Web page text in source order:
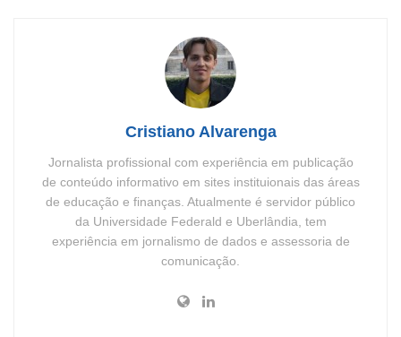
Cristiano Alvarenga
Jornalista profissional com experiência em publicação
de conteúdo informativo em sites instituionais das áreas
de educação e finanças. Atualmente é servidor público
da Universidade Federald e Uberlândia, tem
experiência em jornalismo de dados e assessoria de
comunicação.